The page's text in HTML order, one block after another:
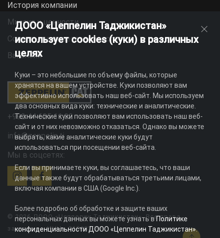
История компании
Миссия и ценности
Социальная ответственность
Вакансии
+992 44 625 11 22
info@zeppelin.tj
Мы в соцсетях:
© 2026 ДООО «Цеппелин Таджикистан». Все права
защищены. ИНН - 010082996
ДООО «Цеппелин Таджикистан»
использует cookies (куки) в различных
целях
Куки – это небольшие по объему файлы, которые
хранятся на вашем устройстве. Куки позволяют вам
эффективно использовать наш веб-сайт. Мы используем
два основных вида куки: технические и аналитические.
Технические куки позволяют вам использовать наш веб-
сайт и от них невозможно отказаться. Однако вы можете
выбрать, какие аналитические куки будут
использоваться при посещении веб-сайта.
Если вы принимаете куки, вы соглашаетесь, что ваши
данные также будут обрабатываться третьими лицами,
включая компании в США (Google Inc.).
Более подробно об обработке и защите ваших
персональных данных вы можете узнать вПолитике
конфиденциальности ДООО «Цеппелин Таджикистан».